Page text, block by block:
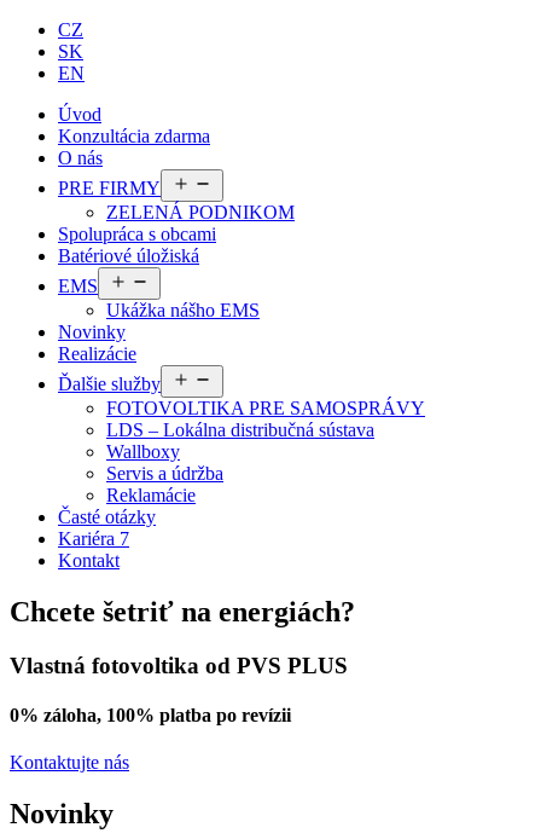
CZ
SK
EN
Úvod
Konzultácia zdarma
O nás
PRE FIRMY
menu
ZELENÁ PODNIKOM
Spolupráca s obcami
Batériové úložiská
EMS
menu
Ukážka nášho EMS
Novinky
Realizácie
Ďalšie služby
menu
FOTOVOLTIKA PRE SAMOSPRÁVY
LDS – Lokálna distribučná sústava
Wallboxy
Servis a údržba
Reklamácie
Časté otázky
Kariéra 7
Kontakt
Chcete šetriť na energiách?
Vlastná fotovoltika od PVS PLUS
0% záloha, 100% platba po revízii
Kontaktujte nás
Novinky